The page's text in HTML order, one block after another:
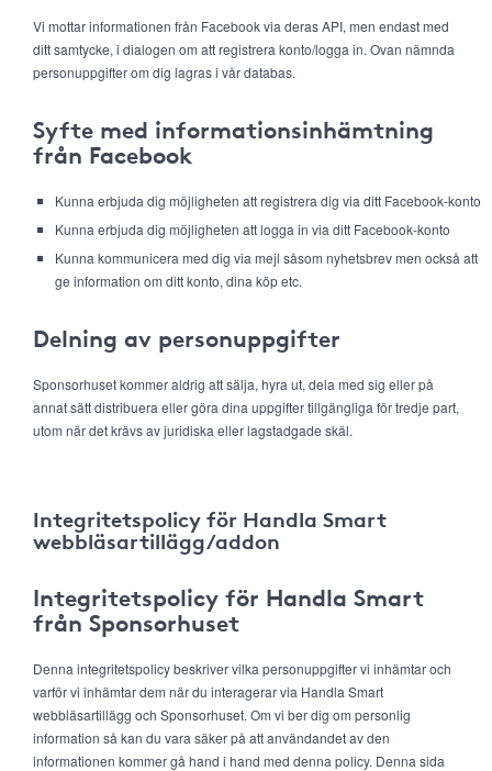
Vi mottar informationen från Facebook via deras API, men endast med
ditt samtycke, i dialogen om att registrera konto/logga in. Ovan nämnda
personuppgifter om dig lagras i vår databas.
Syfte med informationsinhämtning
från Facebook
Kunna erbjuda dig möjligheten att registrera dig via ditt Facebook-konto
Kunna erbjuda dig möjligheten att logga in via ditt Facebook-konto
Kunna kommunicera med dig via mejl såsom nyhetsbrev men också att
ge information om ditt konto, dina köp etc.
Delning av personuppgifter
Sponsorhuset kommer aldrig att sälja, hyra ut, dela med sig eller på
annat sätt distribuera eller göra dina uppgifter tillgängliga för tredje part,
utom när det krävs av juridiska eller lagstadgade skäl.
Integritetspolicy för Handla Smart
webbläsartillägg/addon
Integritetspolicy för Handla Smart
från Sponsorhuset
Denna integritetspolicy beskriver vilka personuppgifter vi inhämtar och
varför vi inhämtar dem när du interagerar via Handla Smart
webbläsartillägg och Sponsorhuset. Om vi ber dig om personlig
information så kan du vara säker på att användandet av den
informationen kommer gå hand i hand med denna policy. Denna sida